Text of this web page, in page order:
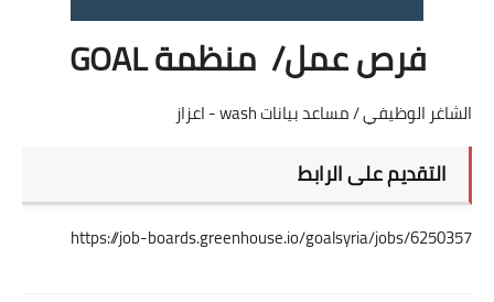
فرص عمل/ منظمة GOAL
الشاغر الوظيفي / مساعد بيانات wash - اعزاز
التقديم على الرابط
https://job-boards.greenhouse.io/goalsyria/jobs/6250357